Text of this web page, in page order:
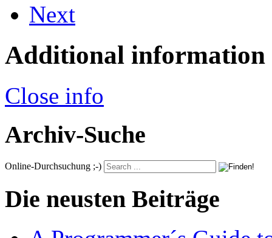
Next
Additional information
Close info
Archiv-Suche
Online-Durchsuchung ;-)
Die neusten Beiträge